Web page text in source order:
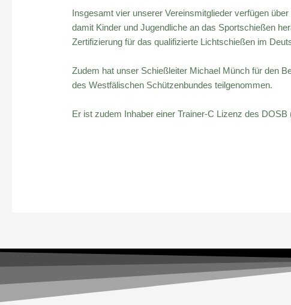
Insgesamt vier unserer Vereinsmitglieder verfügen
damit Kinder und Jugendliche an das Sportschießen
Zertifizierung für das qualifizierte Lichtschießen im
Zudem hat unser Schießleiter Michael Münch für den
des Westfälischen Schützenbundes teilgenommen.
Er ist zudem Inhaber einer Trainer-C Lizenz des